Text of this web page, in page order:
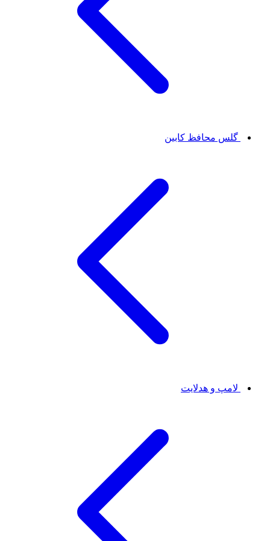
گلس محافظ کابین
لامپ و هدلایت